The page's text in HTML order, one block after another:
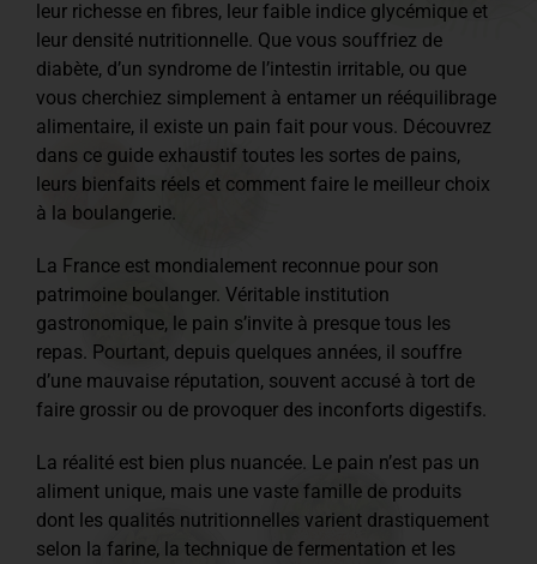
leur richesse en fibres, leur faible indice glycémique et
leur densité nutritionnelle. Que vous souffriez de
diabète, d’un syndrome de l’intestin irritable, ou que
vous cherchiez simplement à entamer un rééquilibrage
alimentaire, il existe un pain fait pour vous. Découvrez
dans ce guide exhaustif toutes les sortes de pains,
leurs bienfaits réels et comment faire le meilleur choix
à la boulangerie.
La France est mondialement reconnue pour son
patrimoine boulanger. Véritable institution
gastronomique, le pain s’invite à presque tous les
repas. Pourtant, depuis quelques années, il souffre
d’une mauvaise réputation, souvent accusé à tort de
faire grossir ou de provoquer des inconforts digestifs.
La réalité est bien plus nuancée. Le pain n’est pas un
aliment unique, mais une vaste famille de produits
dont les qualités nutritionnelles varient drastiquement
selon la farine, la technique de fermentation et les